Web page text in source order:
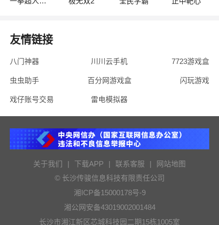
友情链接
八门神器 川川云手机 7723游戏盒
虫虫助手 百分网游戏盒 闪玩游戏
戏仔账号交易 雷电模拟器
关于我们 | 下载APP | 联系客服 |
网站地图
© 长沙传骏信息科技有限责任公司
湘ICP备15000178号-9
湘公网安备43019002001484
长沙市湘江新区芯城科技园二期15栋1005室